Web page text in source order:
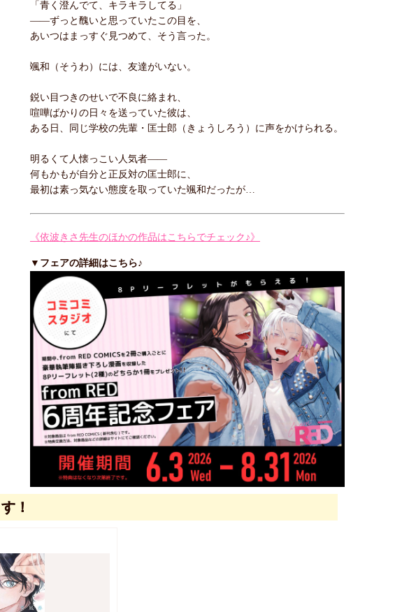
「青く澄んでて、キラキラしてる」
――ずっと醜いと思っていたこの目を、
あいつはまっすぐ見つめて、そう言った。
颯和（そうわ）には、友達がいない。
鋭い目つきのせいで不良に絡まれ、
喧嘩ばかりの日々を送っていた彼は、
ある日、同じ学校の先輩・匡士郎（きょうしろう）に声をかけられる。
明るくて人懐っこい人気者――
何もかもが自分と正反対の匡士郎に、
最初は素っ気ない態度を取っていた颯和だったが…
《依波きさ先生のほかの作品はこちらでチェック♪》
▼フェアの詳細はこちら♪
！